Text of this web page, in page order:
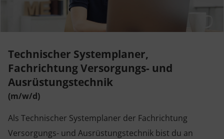
Technischer Systemplaner,
Fachrichtung Versorgungs- und
Ausrüstungstechnik
(m/w/d)
Als Technischer Systemplaner der Fachrichtung
Versorgungs- und Ausrüstungstechnik bist du an